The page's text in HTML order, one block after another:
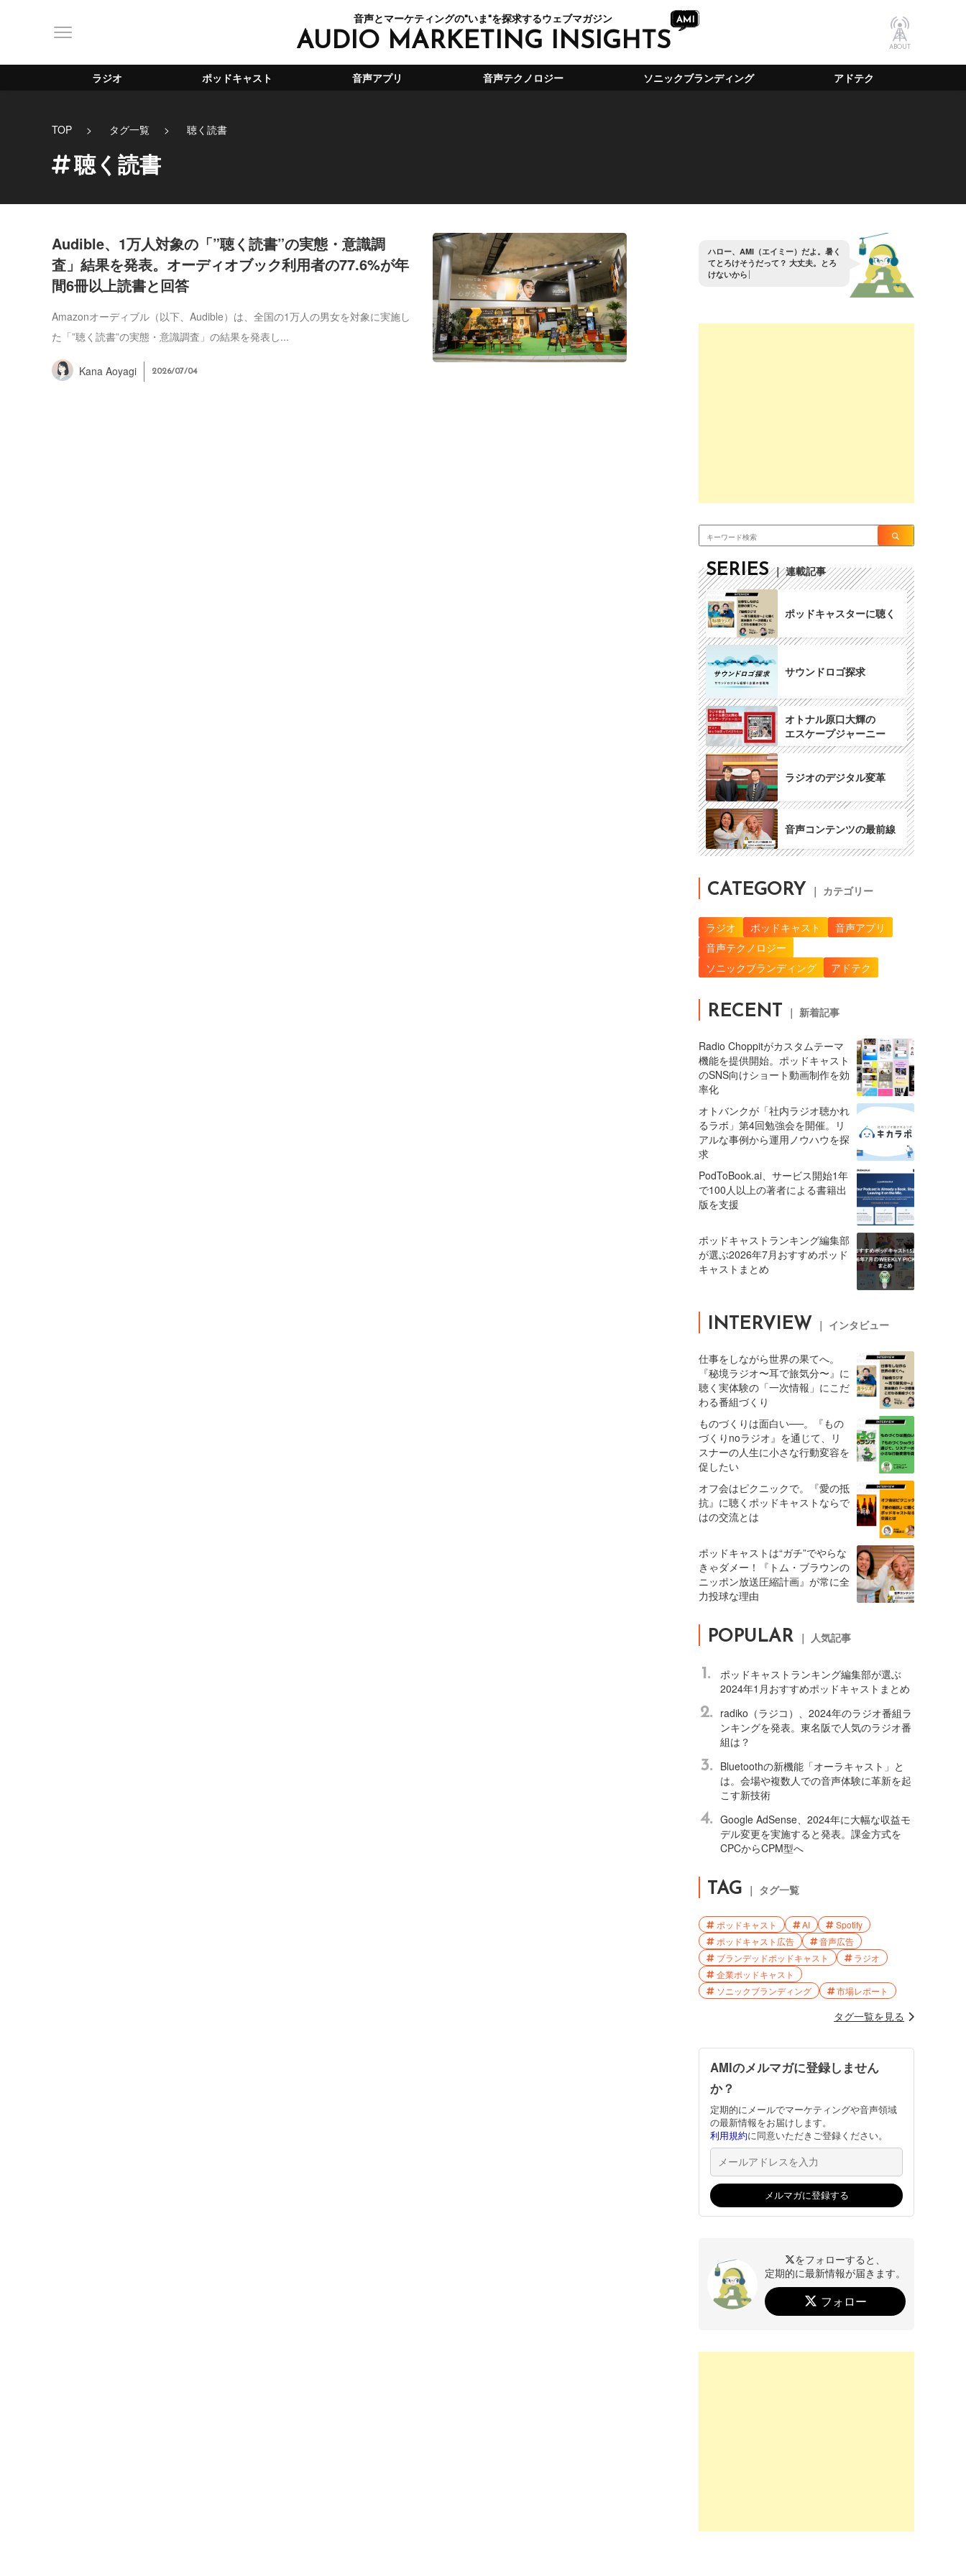
音声とマーケティングの"いま"を探求するウェブマガジン
AUDIO MARKETING INSIGHTS ABOUT
ラジオ ポッドキャスト 音声アプリ 音声テクノロジー ソニックブランディング アドテク
TOP タグ一覧 聴く読書
聴く読書
Audible、1万人対象の「”聴く読書”の実態・意識調
査」結果を発表。オーディオブック利用者の77.6%が年
間6冊以上読書と回答
Amazonオーディブル（以下、Audible）は、全国の1万人の男女を対象に実施し
た「”聴く読書”の実態・意識調査」の結果を発表し...
Kana Aoyagi 2026/07/04
ハロー、 AMI（エイ ミ ー） だよ 。 暑く
て と ろけそうだって ？ 大丈夫。 と ろ
けないから 安
SERIES ｜ 連載記事
ポッドキャスターに聴く
サウンドロゴ探求
オトナル原口大輝の
エスケープジャーニー
ラジオのデジタル変革
音声コンテンツの最前線
CATEGORY ｜ カテゴリー
ラジオ ポッドキャスト
音声アプリ
音声テクノロジー
ソニックブランディング
アドテク
RECENT ｜ 新着記事
Radio Choppitがカスタムテーマ
機能を提供開始。ポッドキャスト
のSNS向けショート動画制作を効
率化
オトバンクが「社内ラジオ聴かれ
るラボ」第4回勉強会を開催。リ
アルな事例から運用ノウハウを探
求
PodToBook.ai、サービス開始1年
で100人以上の著者による書籍出
版を支援
ポッドキャストランキング編集部
が選ぶ2026年7月おすすめポッド
キャストまとめ
INTERVIEW ｜ インタビュー
仕事をしながら世界の果てへ。
『秘境ラジオ〜耳で旅気分〜』に
聴く実体験の「一次情報」にこだ
わる番組づくり
ものづくりは面白い──。『もの
づくりnoラジオ』を通じて、リ
スナーの人生に小さな行動変容を
促したい
オフ会はピクニックで。『愛の抵
抗』に聴くポッドキャストならで
はの交流とは
ポッドキャストは“ガチ”でやらな
きゃダメー！『トム・ブラウンの
ニッポン放送圧縮計画』が常に全
力投球な理由
POPULAR ｜ 人気記事
1.
ポッドキャストランキング編集部が選ぶ
2024年1月おすすめポッドキャストまとめ
2.
radiko（ラジコ）、2024年のラジオ番組ラ
ンキングを発表。東名阪で人気のラジオ番
組は？
3.
Bluetoothの新機能「オーラキャスト」と
は。会場や複数人での音声体験に革新を起
こす新技術
4. Google AdSense、2024年に大幅な収益モ
デル変更を実施すると発表。課金方式を
CPCからCPM型へ
TAG ｜ タグ一覧
ポッドキャスト AI
Spotify
ポッドキャスト広告
音声広告
ブランデッドポッドキャスト
ラジオ
企業ポッドキャスト
ソニックブランディング
市場レポート
タグ一覧を見る
AMIのメルマガに登録しません
か？
定期的にメールでマーケティングや音声領域
の最新情報をお届けします。
利用規約に同意いただきご登録ください。
をフォローすると、
定期的に最新情報が届きます。
フォロー